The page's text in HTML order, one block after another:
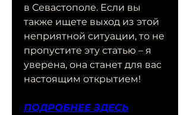
в Севастополе. Если вы
также ищете выход из этой
неприятной ситуации, то не
пропустите эту статью – я
уверена, она станет для вас
настоящим открытием!
ПОДРОБНЕЕ ЗДЕСЬ